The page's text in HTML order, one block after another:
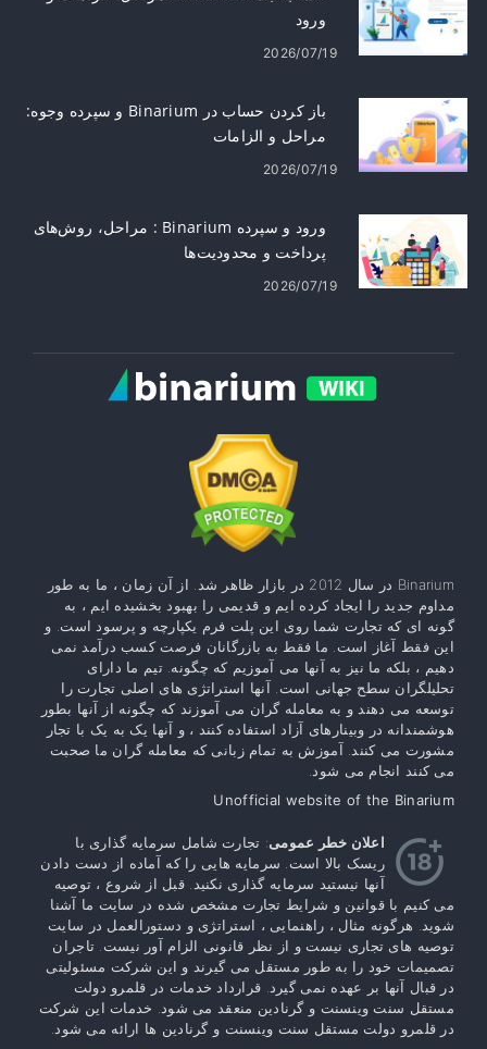
ورود
2026/07/19
باز کردن حساب در Binarium و سپرده وجوه:
مراحل و الزامات
2026/07/19
ورود و سپرده Binarium : مراحل، روش‌های
پرداخت و محدودیت‌ها
2026/07/19
Binarium در سال 2012 در بازار ظاهر شد. از آن زمان ، ما به طور
مداوم جدید را ایجاد کرده ایم و قدیمی را بهبود بخشیده ایم ، به
گونه ای که تجارت شما روی این پلت فرم یکپارچه و پرسود است. و
این فقط آغاز است. ما فقط به بازرگانان فرصت کسب درآمد نمی
دهیم ، بلکه ما نیز به آنها می آموزیم که چگونه. تیم ما دارای
تحلیلگران سطح جهانی است. آنها استراتژی های اصلی تجارت را
توسعه می دهند و به معامله گران می آموزند که چگونه از آنها بطور
هوشمندانه در وبینارهای آزاد استفاده کنند ، و آنها یک به یک با تجار
مشورت می کنند. آموزش به تمام زبانی که معامله گران ما صحبت
می کنند انجام می شود.
Unofficial website of the Binarium
اعلان خطر عمومی: تجارت شامل سرمایه گذاری با
ریسک بالا است. سرمایه هایی را که آماده از دست دادن
آنها نیستید سرمایه گذاری نکنید. قبل از شروع ، توصیه
می کنیم با قوانین و شرایط تجارت مشخص شده در سایت ما آشنا
شوید. هرگونه مثال ، راهنمایی ، استراتژی و دستورالعمل در سایت
توصیه های تجاری نیست و از نظر قانونی الزام آور نیست. تاجران
تصمیمات خود را به طور مستقل می گیرند و این شرکت مسئولیتی
در قبال آنها بر عهده نمی گیرد. قرارداد خدمات در قلمرو دولت
مستقل سنت وینسنت و گرنادین منعقد می شود. خدمات این شرکت
در قلمرو دولت مستقل سنت وینسنت و گرنادین ها ارائه می شود.